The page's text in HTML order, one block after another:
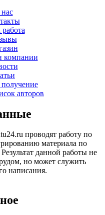
компании
авторов
проводят работу по
материала по
данной работы не
но может служить
написания.